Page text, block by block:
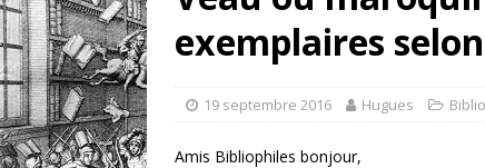
DIVERS
DIVERS
exemplaires
19 septembre 2016 Hugues
Amis Bibliophiles bonjour,